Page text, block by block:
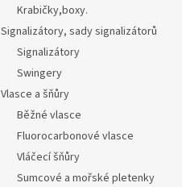
Krabičky,boxy.
Signalizátory, sady signalizátorů
Signalizátory
Swingery
Vlasce a šňůry
Běžné vlasce
Fluorocarbonové vlasce
Vláčecí šňůry
Sumcové a mořské pletenky